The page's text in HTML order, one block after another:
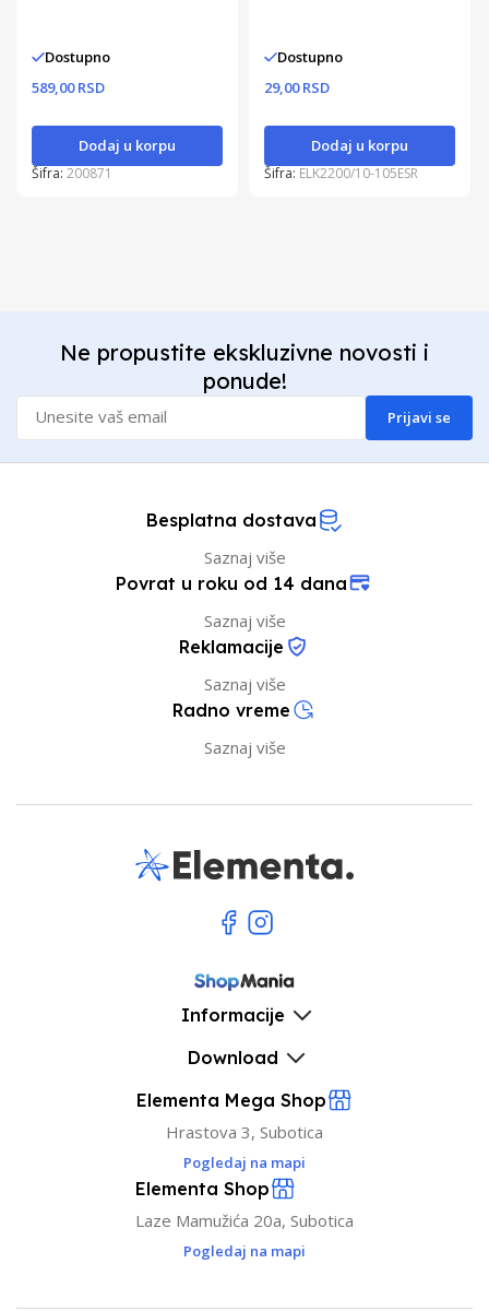
Dostupno
589,00 RSD
Dodaj u korpu
Šifra:200871
Dostupno
29,00 RSD
Dodaj u korpu
Šifra: ELK2200/10-105ESR
Ne propustite ekskluzivne novosti i
ponude!
Prijavi se
Besplatna dostava
Saznaj više
Povrat u roku od 14 dana
Saznaj više
Reklamacije
Saznaj više
Radno vreme
Saznaj više
Informacije
Download
Elementa Mega Shop
Hrastova 3, Subotica
Pogledaj na mapi
Elementa Shop
Laze Mamužića 20a, Subotica
Pogledaj na mapi